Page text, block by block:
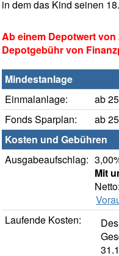
in dem das Kind seinen
Ab einem Depotwert
Depotgebühr von
Mindestanlage
Einmalanlage:
ab
Fonds Sparplan:
ab
Kosten und Gebühren
Ausgabeaufschlag:
Mit
Laufende Kosten: